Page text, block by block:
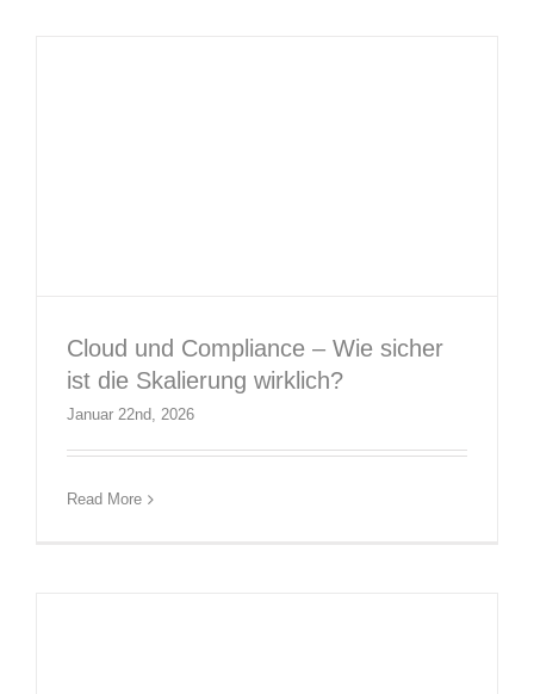
Cloud und Compliance – Wie sicher
ist die Skalierung wirklich?
Januar 22nd, 2026
Read More
Cybersecurity 2025 – Neue
Bedrohungen, neue Lösungen